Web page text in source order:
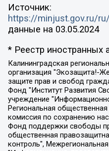
Источник:
https://minjust.gov.ru/
данные на 03.05.2024
* Реестр иностранных
Калининградская региональная общественная организация "Экозащита!-Женсовет", Фонд содействия защите прав и свобод граждан "Общественный вердикт", Фонд "Институт Развития Свободы Информации", Частное учреждение "Информационное агентство МЕМО. РУ", Региональная общественная организация "Общественная комиссия по сохранению наследия академика Сахарова", Фонд поддержки свободы прессы, Санкт-Петербургская общественная правозащитная организация "Гражданский контроль", Межрегиональная общественная организация "Информационно-просветительский центр "Мемориал", Региональный Фонд "Центр Защиты Прав Средств Массовой Информации", с 05.12.2023 Фонд "Центр Защиты Прав Средств массовой информации", Региональная общественная благотворительная организация помощи беженцам и мигрантам "Гражданское содействие", Негосударственное образовательное учреждение дополнительного профессионального образования (повышение квалификации) специалистов "АКАДЕМИЯ ПО ПРАВАМ ЧЕЛОВЕКА", Свердловская региональная общественная организация "Сутяжник", Автономная некоммерческая организация "Центр независимых социологических исследований", Союз общественных объединений "Российский исследовательский центр по правам человека", Региональное общественное учреждение научно-информационный центр "МЕМОРИАЛ", Некоммерческая организация "Фонд защиты гласности", Автономная некоммерческая организация "Институт прав человека", Городская общественная организация "Екатеринбургское общество "МЕМОРИАЛ", Городская общественная организация "Рязанское историко-просветительское и правозащитное общество "Мемориал" (Рязанский Мемориал), Челябинский региональный орган общественной самодеятельности – женское общественное объединение "Женщины Евразии", Челябинский региональный орган общественной самодеятельности "Уральская правозащитная группа", Фонд содействия защите здоровья и социальной справедливости имени Андрея Рылькова, Автономная Некоммерческая Организация "Аналитический Центр Юрия Левады", Автономная некоммерческая организация социальной поддержки населения "Проект Апрель", Региональная общественная организация помощи женщинам и детям, находящимся в кризисной ситуации "Информационно-методический центр "Анна", Фонд содействия развитию массовых коммуникаций и правовому просвещению "Так-так-Так", Фонд содействия устойчивому развитию "Серебряная тайга", Свердловский региональный общественный фонд социальных проектов "Новое время", "Idel.Реалии", Кавказ.Реалии, Крым.Реалии, Телеканал Настоящее Время, Татаро-башкирская служба Радио Свобода (Azatliq Radiosi), Радио Свободная Европа/Радио Свобода (PCE/PC), "Сибирь.Реалии", "Фактограф", Благотворительный фонд помощи осужденным и их семьям, Автономная некоммерческая организация "Институт глобализации и социальных движений", Фонд "В защиту прав заключенных", Частное учреждение "Центр поддержки и содействия развитию средств массовой информации", Пензенский региональный общественный благотворительный фонд "Гражданский союз", "Север.Реалии", Некоммерческая организация Фонд "Правовая инициатива", Общество с ограниченной ответственностью "Радио Свободная Европа/Радио Свобода", Чешское информационное агентство "MEDIUM-ORIENT", Красноярская региональная общественная организация "Мы против СПИДа", Камалягин Денис Николаевич, Маркелов Сергей Евгеньевич, Пономарев Лев Александрович, Савицкая Людмила Алексеевна, Автономная некоммерческая организация "Центр по работе с проблемой насилия "НАСИЛИЮ.НЕТ", Межрегиональный профессиональный союз работников здравоохранения "Альянс врачей", Юридическое лицо, зарегистрированное в Латвийской Республике, SIA "Medusa Project" (регистрационный номер 40103797863, дата регистрации 10.06.2014), Некоммерческая организация "Фонд по борьбе с коррупцией", Автономная некоммерческая организация "Институт права и публичной политики", Баданин Роман Сергеевич, Гликин Максим Александрович, Железнова Мария Михайловна, Лукьянова Юлия Сергеевна, Маетная Елизавета Витальевна, Маняхин Петр Борисович, Чуракова Ольга Владимировна, Ярош Юлия Петровна, Юридическое лицо "The Insider SIA", зарегистрированное в Риге, Латвийская Республика (дата регистрации 26.06.2015), являющееся администратором доменного имени интернет-издания "The Insider SIA", https://theins.ru, Постернак Алексей Евгеньевич, Рубин Михаил Аркадьевич, Анин Роман Александрович, Юридическое лицо Istories fonds, зарегистрированное в Латвийской Республике (регистрационный номер 50008295751, дата регистрации 24.02.2020), Великовский Дмитрий Александрович, Долинина Ирина Николаевна, Мароховская Алеся Алексеевна, Шлейнов Роман Юрьевич, Шмагун Олеся Валентиновна, Общество с ограниченной ответственностью "Альтаир 2021", Общество с ограниченной ответственностью "Вега 2021", Общество с ограниченной ответственностью "Главный редактор 2021", Общество с ограниченной ответственностью "Ромашки монолит", Важенков Артем Валерьевич, Ивановская областная общественная организация "Центр гендерных исследований", Гурман Юрий Альбертович, Медиапроект "ОВД-Инфо", Егоров Владимир Владимирович, Жилинский Владимир Александрович, Общество с ограниченной ответственностью "ЗП", Иванова София Юрьевна, Карезина Инна Павловна, Кильтау Екатерина Викторовна, Петров Алексей Викторович, Пискунов Сергей Евгеньевич, Смирнов Сергей Сергеевич, Тихонов Михаил Сергеевич, Общество с ограниченной ответственностью "ЖУРНАЛИСТ-ИНОСТРАННЫЙ АГЕНТ", Арапова Галина Юрьевна, Вольтская Татьяна Анатольевна, Американская компания "Mason G.E.S. Anonymous Foundation" (США), являющаяся владельцем интернет-издания https://mnews.world/, Компания "Stichting Bellingcat", зарегистрированная в Нидерландах (дата регистрации 11.07.2018), Захаров Андрей Вячеславович, Клепиковская Екатерина Дмитриевна, Общество с ограниченной ответственностью "МЕМО", Перл Роман Александрович, Симонов Евгений Алексеевич, Соловьева Елена Анатольевна, Сотников Даниил Владимирович, Сурначева Елизавета Дмитриевна, Автономная некоммерческая организация по защите прав человека и информированию населения "Якутия – Наше Мнение", Общество с ограниченной ответственностью "Москоу диджитал медиа", с 26.01.2023 Общество с ограниченной